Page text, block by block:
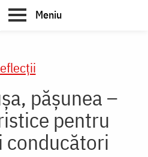
Meniu
pășunea –
pentru
conducători